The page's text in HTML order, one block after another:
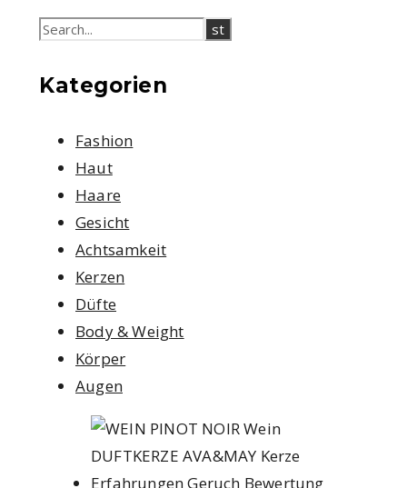
Kategorien
Fashion
Haut
Haare
Gesicht
Achtsamkeit
Kerzen
Düfte
Body & Weight
Körper
Augen